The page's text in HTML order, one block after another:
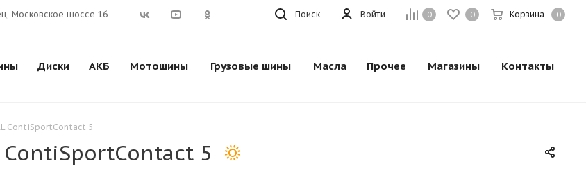
0 0 Корзина 0
Войти
Московское шоссе 16 Поиск
Диски АКБ Мотошины Грузовые шины Масла Прочее Магазины Контакты
ContiSportContact 5
ContiSportContact 5